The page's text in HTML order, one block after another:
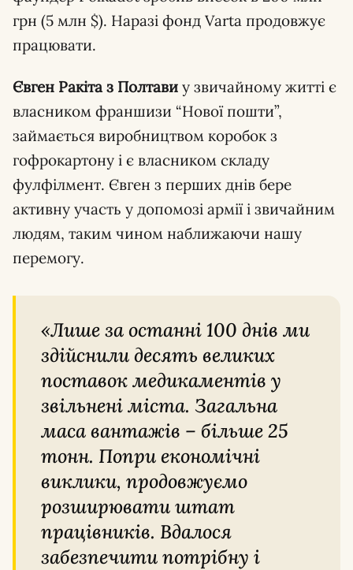
грн (5 млн $). Наразі фонд Varta продовжує
працювати.
Євген Ракіта з Полтави у звичайному житті є
власником франшизи “Нової пошти”,
займається виробництвом коробок з
гофрокартону і є власником складу
фулфілмент. Євген з перших днів бере
активну участь у допомозі армії і звичайним
людям, таким чином наближаючи нашу
перемогу.
«Лише за останні 100 днів ми
здійснили десять великих
поставок медикаментів у
звільнені міста. Загальна
маса вантажів – більше 25
тонн. Попри економічні
виклики, продовжуємо
розширювати штат
працівників. Вдалося
забезпечити потрібну і